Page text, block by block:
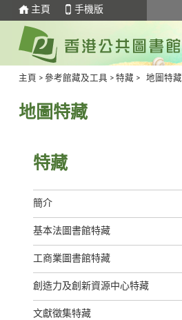
主頁 手機版
主頁 > 參考館藏及工具 > 特藏 > 地圖特藏
地圖特藏
特藏
簡介
基本法圖書館特藏
工商業圖書館特藏
創造力及創新資源中心特藏
文獻徵集特藏